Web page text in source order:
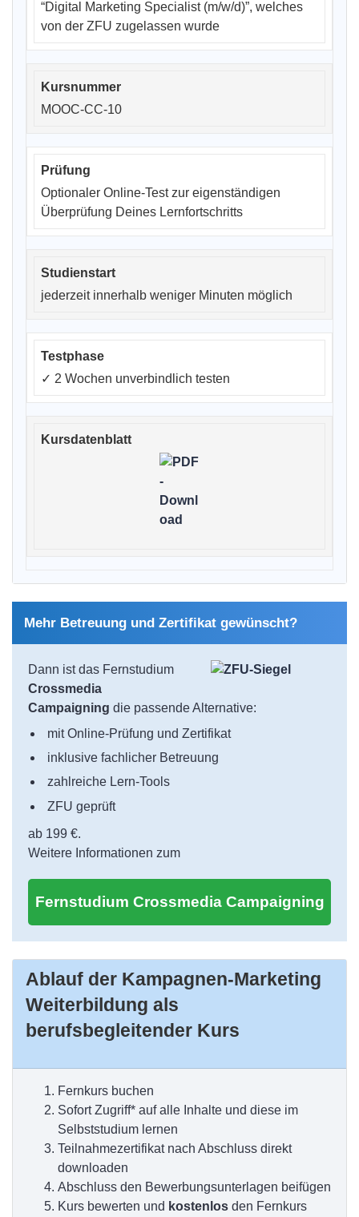
“Digital Marketing Specialist (m/w/d)”, welches
von der ZFU zugelassen wurde
MOOC-CC-10
Optionaler Online-Test zur eigenständigen
Überprüfung Deines Lernfortschritts
jederzeit innerhalb weniger Minuten möglich
✓ 2 Wochen unverbindlich testen
Mehr Betreuung und Zertifikat gewünscht?
Dann ist das Fernstudium
Crossmedia
Campaigning die passende Alternative:
mit Online-Prüfung und Zertifikat
inklusive fachlicher Betreuung
zahlreiche Lern-Tools
ZFU geprüft
ab 199 €.
Weitere Informationen zum
Fernstudium Crossmedia Campaigning
Ablauf der Kampagnen-Marketing
Weiterbildung als
berufsbegleitender Kurs
Fernkurs buchen
Sofort Zugriff* auf alle Inhalte und diese im
Selbststudium lernen
Teilnahmezertifikat nach Abschluss direkt
downloaden
Abschluss den Bewerbungsunterlagen beifügen
Kurs bewerten und kostenlos den Fernkurs